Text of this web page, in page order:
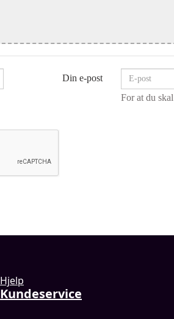
Din e-post
For at du
Hjelp
Kundeservice